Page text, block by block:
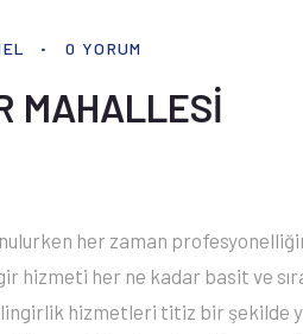
0 YORUM
MAHALLESİ
her zaman
hizmeti her ne kadar basit ve
hizmetleri titiz bir şekilde